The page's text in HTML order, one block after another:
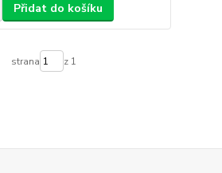
Přidat do košíku
strana z 1